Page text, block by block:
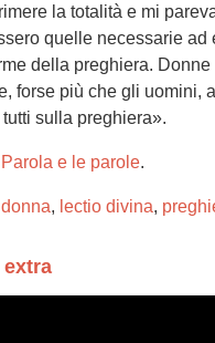
la totalità e mi
quelle necessarie ad
della preghiera.
forse più che gli uomini,
sulla preghiera».
Parola e le parole.
donna, lectio divina,